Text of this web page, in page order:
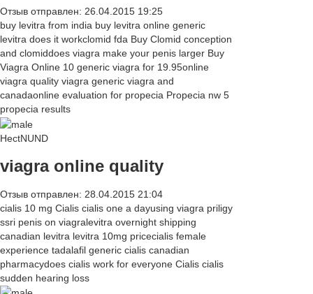
Отзыв отправлен: 26.04.2015 19:25
buy levitra from india buy levitra online generic
levitra does it workclomid fda Buy Clomid conception
and clomiddoes viagra make your penis larger Buy
Viagra Online 10 generic viagra for 19.95online
viagra quality viagra generic viagra and
canadaonline evaluation for propecia Propecia nw 5
propecia results
HectNUND
viagra online quality
Отзыв отправлен: 28.04.2015 21:04
cialis 10 mg Cialis cialis one a dayusing viagra priligy
ssri penis on viagralevitra overnight shipping
canadian levitra levitra 10mg pricecialis female
experience tadalafil generic cialis canadian
pharmacydoes cialis work for everyone Cialis cialis
sudden hearing loss